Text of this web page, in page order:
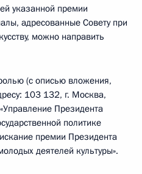
указанной премии
адресованные Совету при
можно направить
(с описью вложения,
103 132, г. Москва,
Президента
политике
премии Президента
деятелей культуры».